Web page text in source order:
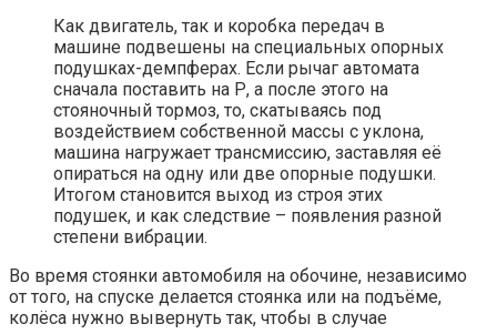
Как двигатель, так и коробка передач в
машине подвешены на специальных опорных
подушках-демпферах. Если рычаг автомата
сначала поставить на Р, а после этого на
стояночный тормоз, то, скатываясь под
воздействием собственной массы с уклона,
машина нагружает трансмиссию, заставляя её
опираться на одну или две опорные подушки.
Итогом становится выход из строя этих
подушек, и как следствие – появления разной
степени вибрации.
Во время стоянки автомобиля на обочине, независимо
от того, на спуске делается стоянка или на подъёме,
колёса нужно вывернуть так, чтобы в случае